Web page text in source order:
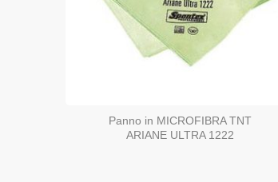
Panno in MICROFIBRA TNT
ARIANE ULTRA 1222